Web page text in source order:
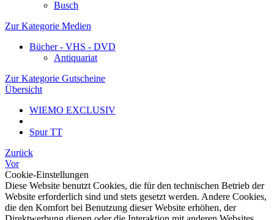
Busch
Zur Kategorie Medien
Bücher - VHS - DVD
Antiquariat
Zur Kategorie Gutscheine
Übersicht
WIEMO EXCLUSIV
Spur TT
Zurück
Vor
Cookie-Einstellungen
Diese Website benutzt Cookies, die für den technischen Betrieb der
Website erforderlich sind und stets gesetzt werden. Andere Cookies,
die den Komfort bei Benutzung dieser Website erhöhen, der